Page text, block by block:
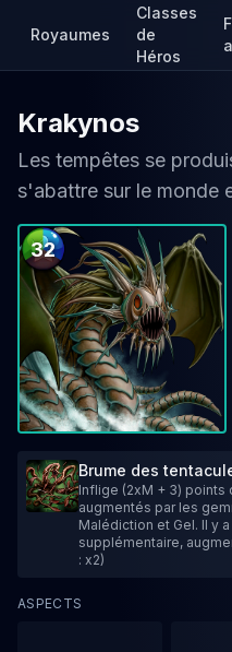
Royaumes
Classes
de
Héros
Krakynos
Les tempêtes se
s'abattre sur le monde
32
Brume des
Inflige (2xM + 3)
augmentés par les
Malédiction et Gel. Il y
supplémentaire,
: x2)
ASPECTS